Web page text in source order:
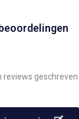
reviews